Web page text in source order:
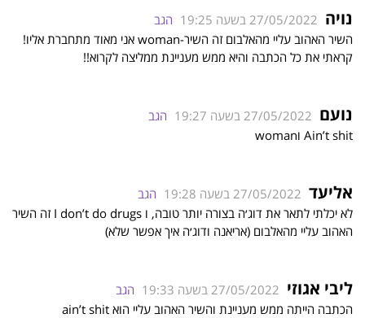
נויה 27/05/2022 בשעה 19:25
הגב
השיר האהוב עליי מהאלבום זה השיר-woman אני מאוד מתחברת אליו!
קראתי את כל הכתבה והיא ממש מעניינת ממליצה לקרוא!!
נועם 27/05/2022 בשעה 19:27
הגב
Ain’t shit וwoman
אליעד 27/05/2022 בשעה 19:28
הגב
לא יכלתי לתאר את דוג׳ה בצורה יותר טובה, ו I don’t do drugs זה השיר
האהוב עליי מהאלבום (אריאנה ודוג׳ה איך אפשר שלא)
ליבי אגוזי 27/05/2022 בשעה 19:33
הגב
הכתבה הייתה ממש מעניינת והשיר האהוב עליי הוא ain’t shit